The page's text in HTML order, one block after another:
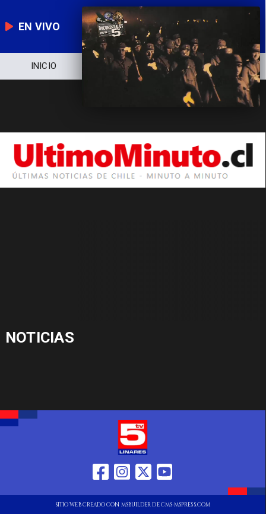
EN VIVO
INICIO NOTICIERO POLÍTICA
NOTICIAS
SITIO WEB CREADO CON MSBUILDER DE CMS-MSPRESS.COM